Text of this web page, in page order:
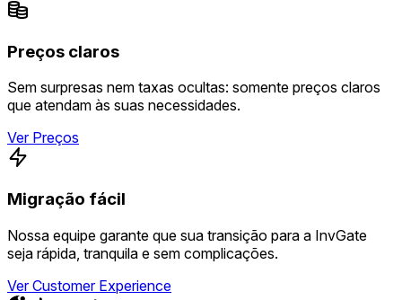
Preços claros
Sem surpresas nem taxas ocultas: somente preços claros
que atendam às suas necessidades.
Ver Preços
Migração fácil
Nossa equipe garante que sua transição para a InvGate
seja rápida, tranquila e sem complicações.
Ver Customer Experience